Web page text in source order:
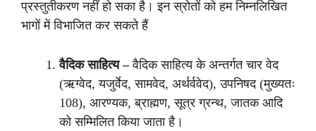
प्रस्तुतीकरण नहीं हो सका है। इन स्रोतों को हम निम्नलिखित
भागों में विभाजित कर सकते हैं
वैदिक साहित्य –वैदिक साहित्य के अन्तर्गत चार वेद
(ऋग्वेद, यजुर्वेद, सामवेद, अर्थर्ववेद), उपनिषद (मुख्यतः
108), आरण्यक, ब्राह्मण, सूत्र ग्रन्थ, जातक आदि
को सम्मिलित किया जाता है।